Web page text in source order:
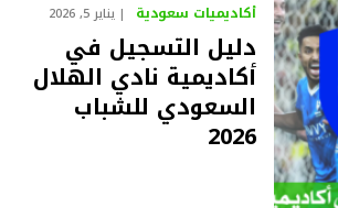
أكاديميات سعودية يناير 5, 2026
دليل التسجيل في
أكاديمية نادي الهلال
السعودي للشباب
2026